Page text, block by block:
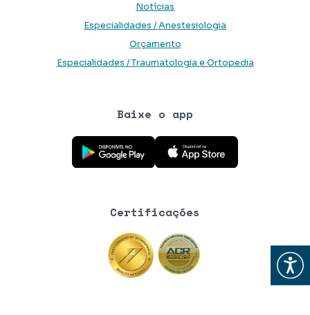
Abrir
Notícias
Especialidades / Anestesiologia
Orçamento
Especialidades / Traumatologia e Ortopedia
Baixe o app
Baixe o aplicativo na Google Play Store
Baixe o aplicativo na App Store
Certificações